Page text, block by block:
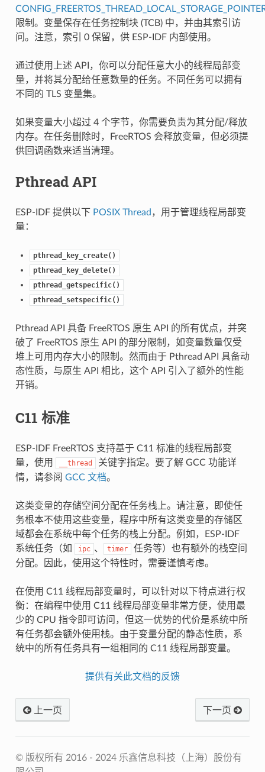
限制。变量保存在任务控制块 (TCB) 中，并由其索引访
问。注意，索引 0 保留，供 ESP-IDF 内部使用。
通过使用上述 API，你可以分配任意大小的线程局部变
量，并将其分配给任意数量的任务。不同任务可以拥有
不同的 TLS 变量集。
如果变量大小超过 4 个字节，你需要负责为其分配/释放
内存。在任务删除时，FreeRTOS 会释放变量，但必须提
供回调函数来适当清理。
Pthread API
ESP-IDF 提供以下 POSIX Thread ，用于管理线程局部变
量：
pthread_key_create()
pthread_key_delete()
pthread_getspecific()
pthread_setspecific()
Pthread API 具备 FreeRTOS 原生 API 的所有优点，并突
破了 FreeRTOS 原生 API 的部分限制，如变量数量仅受
堆上可用内存大小的限制。然而由于 Pthread API 具备动
态性质，与原生 API 相比，这个 API 引入了额外的性能
开销。
C11 标准
ESP-IDF FreeRTOS 支持基于 C11 标准的线程局部变
量，使用
__thread
关键字指定。要了解 GCC 功能详
情，请参阅 GCC 文档。
这类变量的存储空间分配在任务栈上。请注意，即使任
务根本不使用这些变量，程序中所有这类变量的存储区
域都会在系统中每个任务的栈上分配。例如，ESP-IDF
系统任务（如
ipc 、 timer
任务等）也有额外的栈空间
分配。因此，使用这个特性时，需要谨慎考虑。
在使用 C11 线程局部变量时，可以针对以下特点进行权
衡：在编程中使用 C11 线程局部变量非常方便，使用最
少的 CPU 指令即可访问，但这一优势的代价是系统中所
有任务都会额外使用栈。由于变量分配的静态性质，系
统中的所有任务具有一组相同的 C11 线程局部变量。
提供有关此文档的反馈
上一页 下一页
© 版权所有 2016 - 2024 乐鑫信息科技（上海）股份有